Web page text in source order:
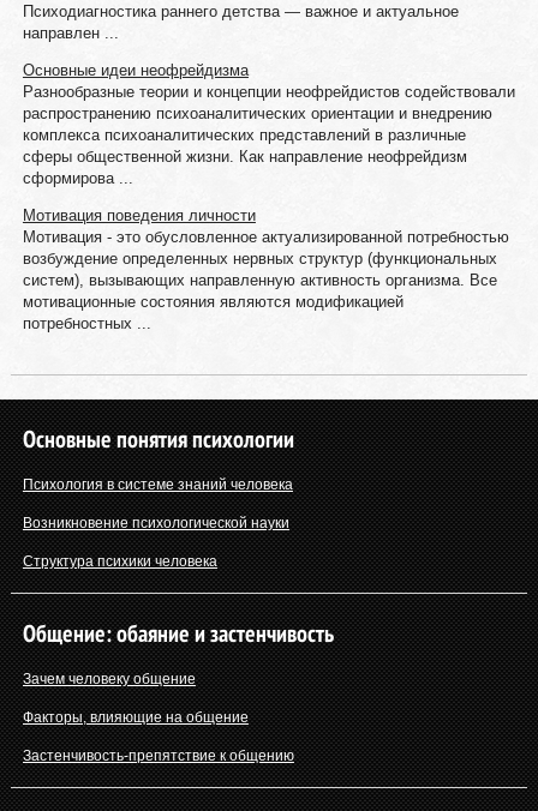
Психодиагностика раннего детства — важное и актуальное
направлен ...
Основные идеи неофрейдизма
Разнообразные теории и концепции неофрейдистов содействовали
распространению психоаналитических ориентации и внедрению
комплекса психоаналитических представлений в различные
сферы общественной жизни. Как направление неофрейдизм
сформирова ...
Мотивация поведения личности
Мотивация - это обусловленное актуализированной потребностью
возбуждение определенных нервных структур (функциональных
систем), вызывающих направленную активность организма. Все
мотивационные состояния являются модификацией
потребностных ...
Основные понятия психологии
Психология в системе знаний человека
Возникновение психологической науки
Структура психики человека
Общение: обаяние и застенчивость
Зачем человеку общение
Факторы, влияющие на общение
Застенчивость-препятствие к общению